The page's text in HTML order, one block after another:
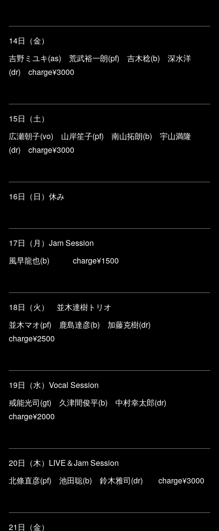
14日（金）
吉野ミユキ(as) 荒武裕一朗(pf) 吉木稔(b) 深水洋
(dr) charge¥3000
15日（土）
広瀬朝子(vo) 山岸笙子(pf) 南山拓朗(b) 宇山満隆
(dr) charge¥3000
16日（日）休み
17日（月）Jam Session
風早龍也(b) charge¥1500
18日（火） 並木達樹トリオ
並木マオ(pf) 鹿島達彦(b) 加藤克樹(dr)
charge¥2500
19日（水）Vocal Session
戒能光司(gt) 久津間俊平(b) 中村幸太郎(dr)
charge¥2000
20日（木）LIVE＆Jam Session
北條直彦(pf) 池田聡(b) 鈴木雅司(dr) charge¥3000
21日（金）